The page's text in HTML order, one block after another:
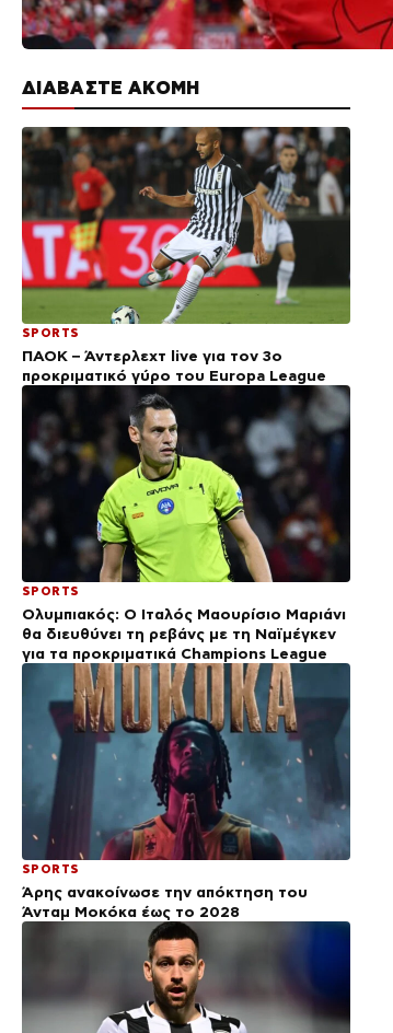
ΔΙΑΒΑΣΤΕ ΑΚΟΜΗ
SPORTS
ΠΑΟΚ – Άντερλεχτ live για τον 3ο
προκριματικό γύρο του Europa League
SPORTS
Ολυμπιακός: Ο Ιταλός Μαουρίσιο Μαριάνι
θα διευθύνει τη ρεβάνς με τη Ναϊμέγκεν
για τα προκριματικά Champions League
SPORTS
Άρης ανακοίνωσε την απόκτηση του
Άνταμ Μοκόκα έως το 2028